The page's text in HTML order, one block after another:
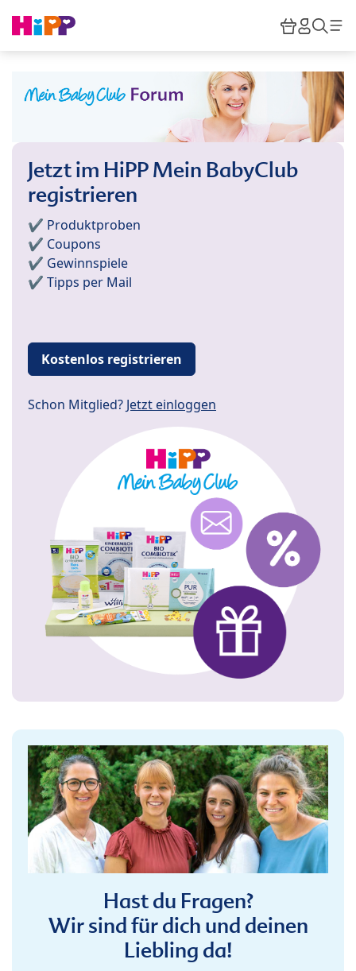
HiPP
Jetzt im HiPP Mein BabyClub
registrieren
✔️ Produktproben
✔️ Coupons
✔️ Gewinnspiele
✔️ Tipps per Mail
Kostenlos registrieren
Schon Mitglied? Jetzt einloggen
Hast du Fragen?
Wir sind für dich und deinen
Liebling da!